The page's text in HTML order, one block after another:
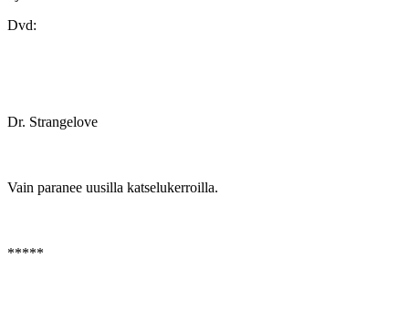
Dvd:
Dr. Strangelove
Vain paranee uusilla katselukerroilla.
*****